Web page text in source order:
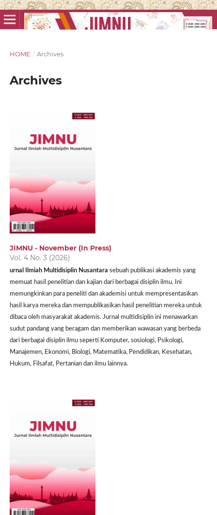
HOME / Archives
Archives
JIMNU - November (In Press)
Vol. 4 No. 3 (2026)
urnal Ilmiah Multidisiplin Nusantara sebuah publikasi akademis yang
memuat hasil penelitian dan kajian dari berbagai disiplin ilmu. Ini
memungkinkan para peneliti dan akademisi untuk mempresentasikan
hasil karya mereka dan mempublikasikan hasil penelitian mereka untuk
dibaca oleh masyarakat akademis. Jurnal multidisiplin ini menawarkan
sudut pandang yang beragam dan memberikan wawasan yang berbeda
dari berbagai disiplin ilmu seperti Komputer, sosiologi, Psikologi,
Manajemen, Ekonomi, Biologi, Matematika, Pendidikan, Kesehatan,
Hukum, Filsafat, Pertanian dan ilmu lainnya.